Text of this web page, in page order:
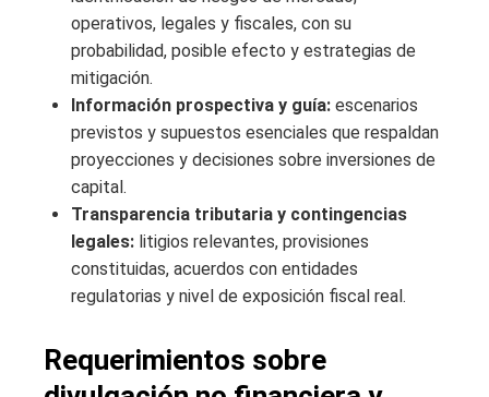
operativos, legales y fiscales, con su
probabilidad, posible efecto y estrategias de
mitigación.
Información prospectiva y guía: escenarios
previstos y supuestos esenciales que respaldan
proyecciones y decisiones sobre inversiones de
capital.
Transparencia tributaria y contingencias
legales: litigios relevantes, provisiones
constituidas, acuerdos con entidades
regulatorias y nivel de exposición fiscal real.
Requerimientos sobre